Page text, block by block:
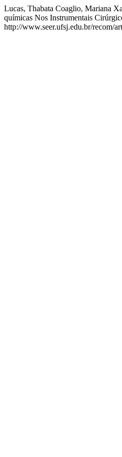
Lucas, Thabata Coaglio, Mariana
químicas Nos Instrumentais
http://www.seer.ufsj.edu.br/recom/